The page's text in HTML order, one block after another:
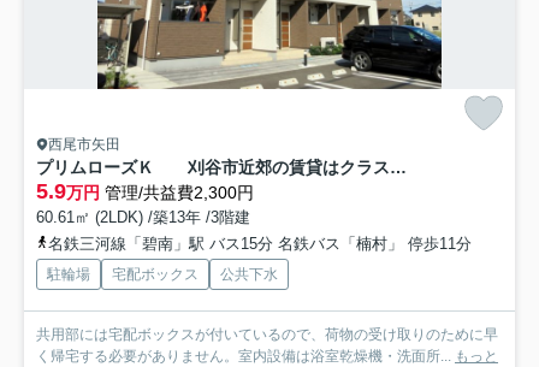
西尾市矢田
プリムローズＫ 刈谷市近郊の賃貸はクラスホーム刈谷店
5.9万円 管理/共益費2,300円
60.61㎡ (2LDK) /築13年 /3階建
名鉄三河線「碧南」駅 バス15分 名鉄バス「楠村」 停歩11分
駐輪場 宅配ボックス 公共下水
共用部には宅配ボックスが付いているので、荷物の受け取りのために早
く帰宅する必要がありません。室内設備は浴室乾燥機・洗面所... もっと